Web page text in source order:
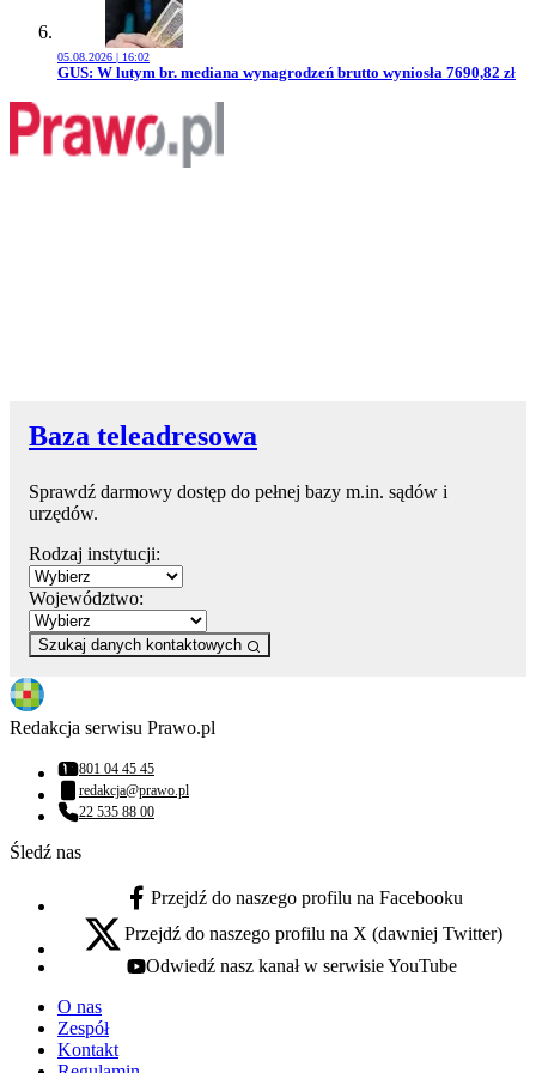
05.08.2026 | 16:02
Przejdź do artykułu:
GUS: W lutym br. mediana wynagrodzeń brutto wyniosła 7690,82 zł
Baza teleadresowa
Sprawdź darmowy dostęp do pełnej bazy m.in. sądów i
urzędów.
Rodzaj instytucji:
Województwo:
Szukaj danych kontaktowych
Redakcja serwisu Prawo.pl
Numer telefonu:
801 04 45 45
Adres email:
redakcja@prawo.pl
Numer telefonu:
22 535 88 00
Śledź nas
facebook - otwiera się w nowej karcie
Przejdź do naszego profilu na Facebooku
x - otwiera się w nowej karcie
Przejdź do naszego profilu na X (dawniej Twitter)
youtube - otwiera się w nowej karcie
Odwiedź nasz kanał w serwisie YouTube
O nas
Zespół
Kontakt